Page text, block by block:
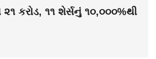
કરોડ, ૧૧ શેર્સનું ૧૦,૦૦૦%થી